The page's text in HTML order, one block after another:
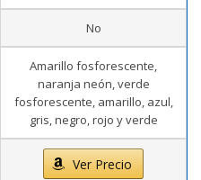
No
Amarillo fosforescente,
naranja neón, verde
fosforescente, amarillo, azul,
gris, negro, rojo y verde
Ver Precio